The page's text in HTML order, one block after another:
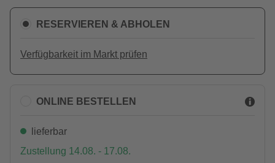
RESERVIEREN & ABHOLEN
Verfügbarkeit im Markt prüfen
ONLINE BESTELLEN
lieferbar
Zustellung 14.08. - 17.08.